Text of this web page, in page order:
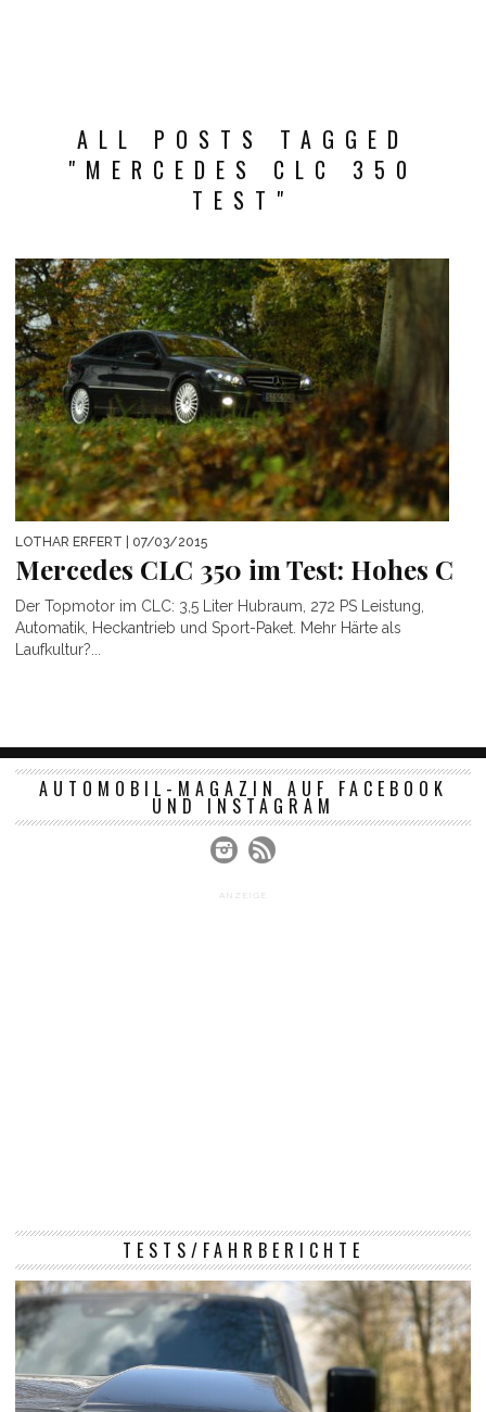
ALL POSTS TAGGED
"MERCEDES CLC 350
TEST"
LOTHAR ERFERT | 07/03/2015
Mercedes CLC 350 im Test: Hohes C
Der Topmotor im CLC: 3,5 Liter Hubraum, 272 PS Leistung,
Automatik, Heckantrieb und Sport-Paket. Mehr Härte als
Laufkultur?...
AUTOMOBIL-MAGAZIN AUF FACEBOOK
UND INSTAGRAM
ANZEIGE
TESTS/FAHRBERICHTE